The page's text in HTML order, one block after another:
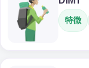
特徴